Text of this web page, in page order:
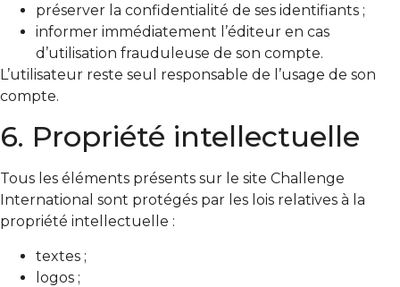
préserver la confidentialité de ses identifiants ;
informer immédiatement l’éditeur en cas
d’utilisation frauduleuse de son compte.
L’utilisateur reste seul responsable de l’usage de son
compte.
6. Propriété intellectuelle
Tous les éléments présents sur le site Challenge
International sont protégés par les lois relatives à la
propriété intellectuelle :
textes ;
logos ;